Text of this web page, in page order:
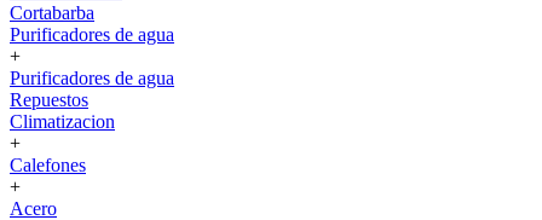
Cortabarba
Purificadores de agua
+
Purificadores de agua
Repuestos
Climatizacion
+
Calefones
+
Acero